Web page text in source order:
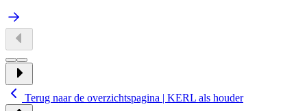
Terug naar de overzichtspagina | KERL als houder